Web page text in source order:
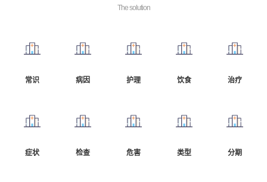
The solution
常识 病因 护理 饮食 治疗
症状 检查 危害 类型 分期